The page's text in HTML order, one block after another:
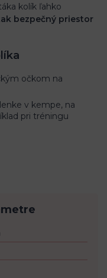
kolík ľahko
bezpečný priestor
očkom na
v kempe, na
pri tréningu